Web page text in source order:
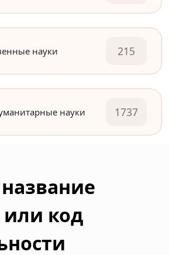
науки 215
науки 1737
код